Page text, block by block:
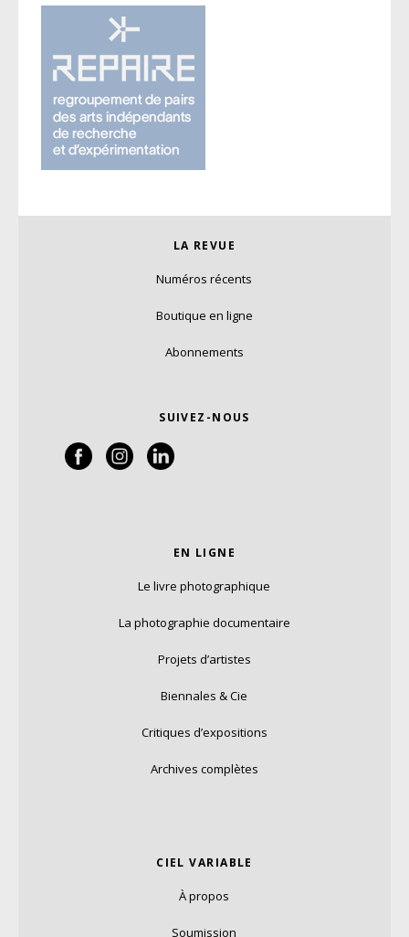
LA REVUE
Numéros récents
Boutique en ligne
Abonnements
SUIVEZ-NOUS
EN LIGNE
Le livre photographique
La photographie documentaire
Projets d’artistes
Biennales & Cie
Critiques d’expositions
Archives complètes
CIEL VARIABLE
À propos
Soumission